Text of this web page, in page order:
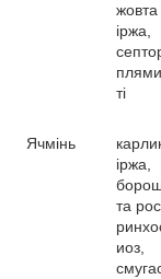
жовта
іржа,
ті
Ячмінь
іржа,
та
иоз,